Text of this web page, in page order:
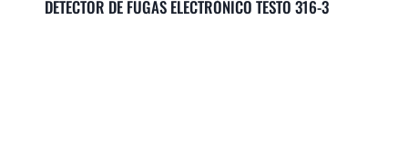
DETECTOR DE FUGAS ELECTRÓNICO TESTO 316-3